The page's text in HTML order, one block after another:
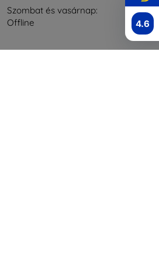
4.6
Szombat és vasárnap:
Offline